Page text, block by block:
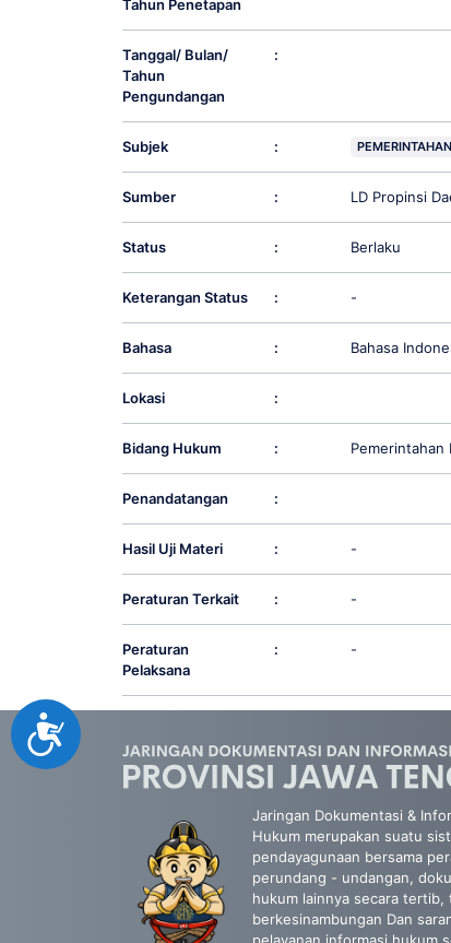
Accessibility
Tahun Penetapan
Tanggal/ Bulan/
Tahun
Pengundangan
:
Subjek :
Sumber : LD Propinsi
Status : Berlaku
Keterangan Status : -
Bahasa : Bahasa
Lokasi :
Bidang Hukum : Pemerintahan
Penandatangan :
Hasil Uji Materi : -
Peraturan Terkait : -
Peraturan
Pelaksana
: -
Jaringan Dokumentasi &
Hukum merupakan suatu
pendayagunaan bersama
perundang - undangan,
hukum lainnya secara tertib,
berkesinambungan Dan